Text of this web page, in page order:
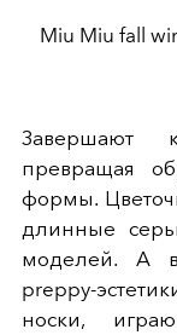
Miu Miu fall
Завершают
превращая
формы.
длинные
моделей. А в
preppy-
носки,